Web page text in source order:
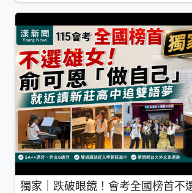
獨家｜跌破眼鏡！會考全國榜首